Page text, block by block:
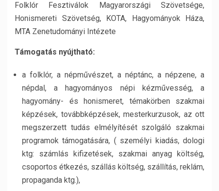
Folklór Fesztiválok Magyarországi Szövetsége,
Honismereti Szövetség, KOTA, Hagyományok Háza,
MTA Zenetudományi Intézete
Támogatás nyújtható:
a folklór, a népművészet, a néptánc, a népzene, a
népdal, a hagyományos népi kézművesség, a
hagyomány- és honismeret, témakörben szakmai
képzések, továbbképzések, mesterkurzusok, az ott
megszerzett tudás elmélyítését szolgáló szakmai
programok támogatására, ( személyi kiadás, dologi
ktg: számlás kifizetések, szakmai anyag költség,
csoportos étkezés, szállás költség, szállítás, reklám,
propaganda ktg.),